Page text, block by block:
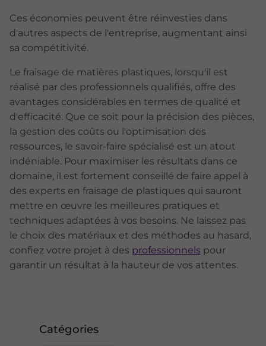
Catégories
Ces économies peuvent être réinvesties dans
d'autres aspects de l'entreprise, augmentant ainsi
sa compétitivité.
Le fraisage de matières plastiques, lorsqu'il est
réalisé par des professionnels qualifiés, offre des
avantages considérables en termes de qualité et
d'efficacité. Que ce soit pour la précision des pièces,
la gestion des coûts ou l'optimisation des
ressources, le savoir-faire spécialisé est un atout
indéniable. Pour maximiser les résultats dans ce
domaine, il est fortement conseillé de faire appel à
des experts en fraisage de plastiques qui sauront
mettre en œuvre les meilleures pratiques et
techniques adaptées à vos besoins. Ne laissez pas
le choix des matériaux et des méthodes au hasard,
confiez votre projet à des professionnels pour
garantir un résultat à la hauteur de vos attentes.